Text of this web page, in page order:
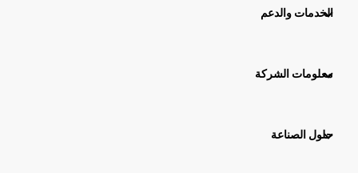
الخدمات والدعم
معلومات الشركة
حلول الصناعة